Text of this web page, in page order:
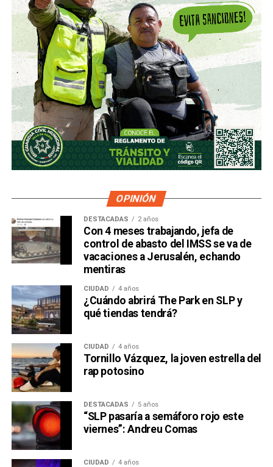
OPINIÓN
DESTACADAS 2 años
Con 4 meses trabajando, jefa de
control de abasto del IMSS se va de
vacaciones a Jerusalén, echando
mentiras
CIUDAD 4 años
¿Cuándo abrirá The Park en SLP y
qué tiendas tendrá?
CIUDAD 4 años
Tornillo Vázquez, la joven estrella del
rap potosino
DESTACADAS 5 años
“SLP pasaría a semáforo rojo este
viernes”: Andreu Comas
CIUDAD 4 años